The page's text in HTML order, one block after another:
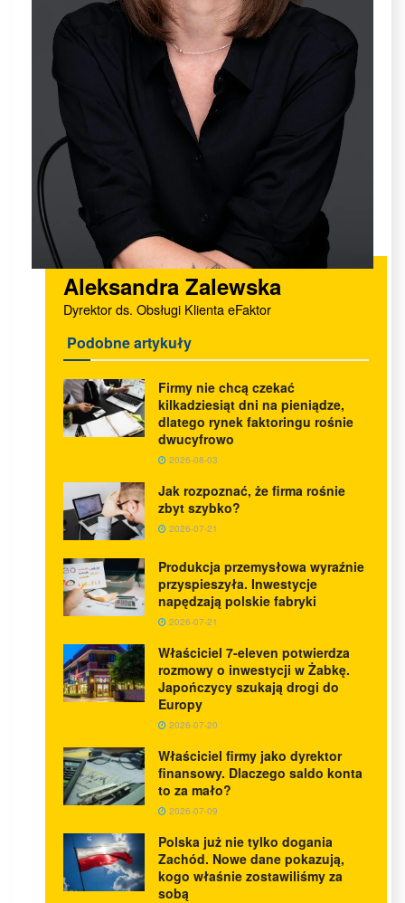
Aleksandra Zalewska
Dyrektor ds. Obsługi Klienta eFaktor
Podobne artykuły
Firmy nie chcą czekać
kilkadziesiąt dni na pieniądze,
dlatego rynek faktoringu rośnie
dwucyfrowo
2026-08-03
Jak rozpoznać, że firma rośnie
zbyt szybko?
2026-07-21
Produkcja przemysłowa wyraźnie
przyspieszyła. Inwestycje
napędzają polskie fabryki
2026-07-21
Właściciel 7-eleven potwierdza
rozmowy o inwestycji w Żabkę.
Japończycy szukają drogi do
Europy
2026-07-20
Właściciel firmy jako dyrektor
finansowy. Dlaczego saldo konta
to za mało?
2026-07-09
Polska już nie tylko dogania
Zachód. Nowe dane pokazują,
kogo właśnie zostawiliśmy za
sobą